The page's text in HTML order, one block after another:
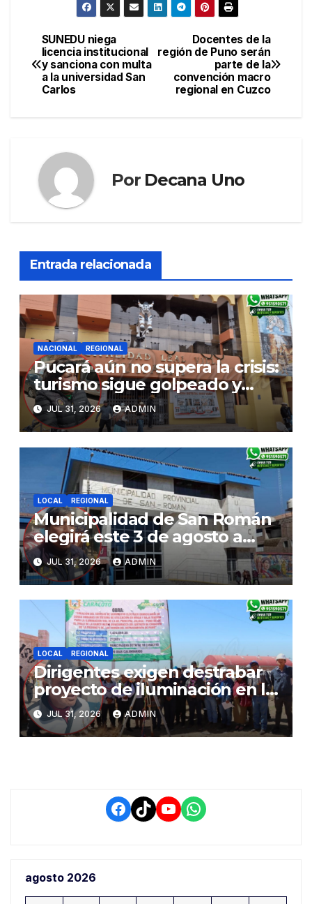
Navegación
de
Docentes de la
región de Puno serán
parte de la
convención macro
regional en Cuzco
SUNEDU niega
licencia institucional
y sanciona con multa
a la universidad San
Carlos
Por Decana Uno
Entrada relacionada
NACIONAL REGIONAL
Pucará aún no supera la crisis:
turismo sigue golpeado y
alcaldesa exige al nuevo
Gobierno fondos para obras
paralizadas
JUL 31, 2026 ADMIN
LOCAL REGIONAL
Municipalidad de San Román
elegirá este 3 de agosto a
representantes del Comité
de Seguridad y Salud en el
Trabajo
JUL 31, 2026 ADMIN
LOCAL REGIONAL
Dirigentes exigen destrabar
proyecto de iluminación en la
salida a Puno y alertan por
demora que pone en riesgo a
conductores
JUL 31, 2026 ADMIN
Facebook
TikTokYouTube
WhatsApp
agosto 2026